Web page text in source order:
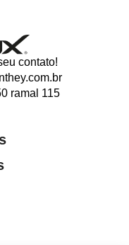
contato!
ramal 115